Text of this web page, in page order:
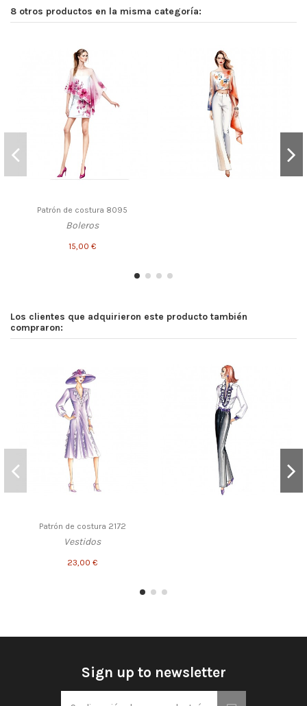
8 otros productos en la misma categoría:
Patrón de costura 8095
Boleros
15,00 €
Los clientes que adquirieron este producto también
compraron:
Patrón de costura 2172
Vestidos
23,00 €
Sign up to newsletter